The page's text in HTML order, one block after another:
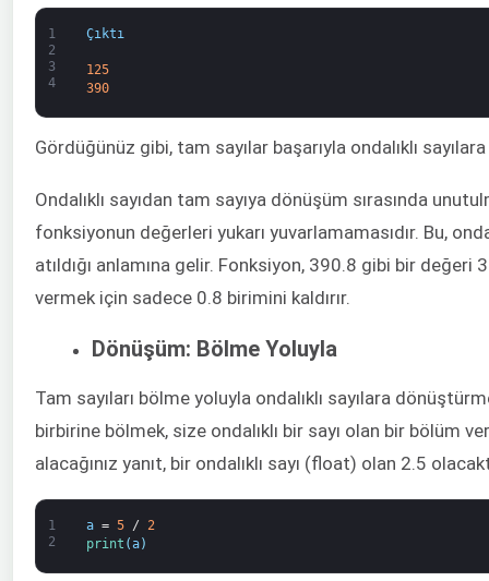
1
2
3
4
Çıktı
125
390
Gördüğünüz gibi, tam sayılar başarıyla ondalıklı
Ondalıklı sayıdan tam sayıya dönüşüm sırasında
fonksiyonun değerleri yukarı yuvarlamamasıdır. Bu,
atıldığı anlamına gelir. Fonksiyon, 390.8 gibi bir değeri
vermek için sadece 0.8 birimini kaldırır.
Dönüşüm: Bölme Yoluyla
Tam sayıları bölme yoluyla ondalıklı sayılara
birbirine bölmek, size ondalıklı bir sayı olan bir bölüm
alacağınız yanıt, bir ondalıklı sayı (float) olan 2.5
1
2
a = 5 / 2
print (a)